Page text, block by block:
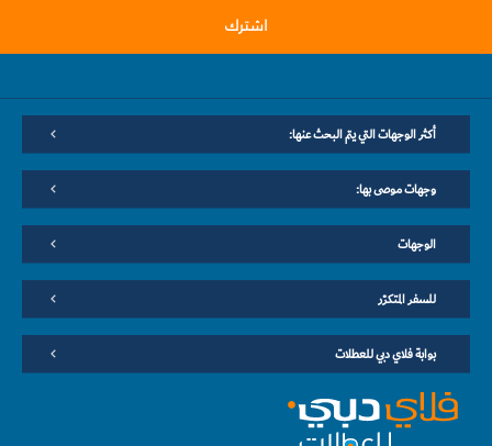
اشترك
أكثر الوجهات التي يتم البحث عنها:
وجهات موصى بها:
الوجهات
للسفر المتكرّر
بوابة فلاي دبي للعطلات